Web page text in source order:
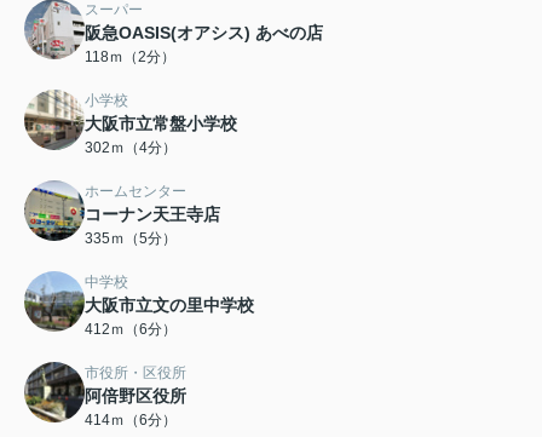
スーパー
阪急OASIS(オアシス) あべの店
118ｍ（2分）
小学校
大阪市立常盤小学校
302ｍ（4分）
ホームセンター
コーナン天王寺店
335ｍ（5分）
中学校
大阪市立文の里中学校
412ｍ（6分）
市役所・区役所
阿倍野区役所
414ｍ（6分）